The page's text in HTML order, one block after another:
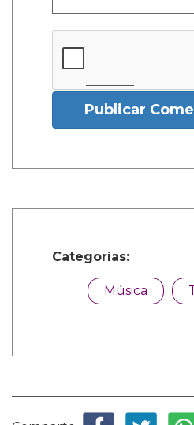
Publicar
Categorías:
Música